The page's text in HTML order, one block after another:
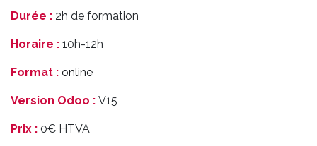
Durée : 2h de formation
Horaire : 10h-12h
Format : online
Version Odoo : V15
Prix : 0€ HTVA